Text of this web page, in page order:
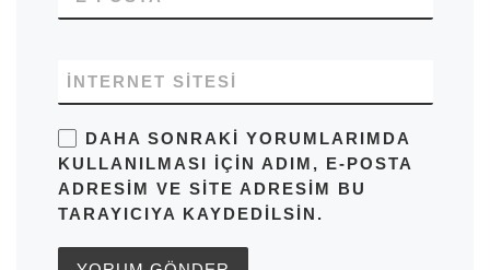
İNTERNET SITESI
DAHA SONRAKI YORUMLARIMDA
KULLANILMASI IÇIN ADIM, E-POSTA
ADRESIM VE SITE ADRESIM BU
TARAYICIYA KAYDEDILSIN.